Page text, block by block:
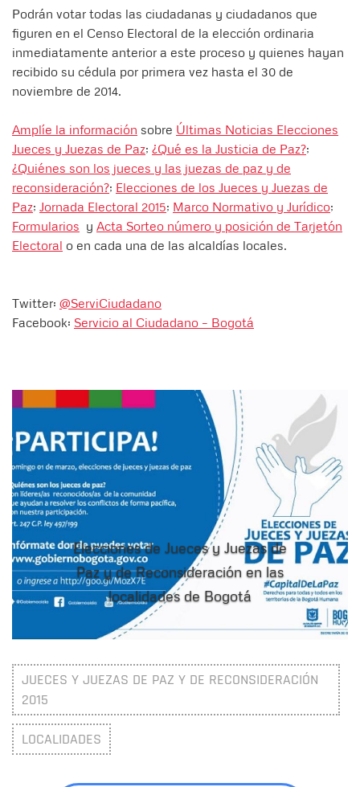
Podrán votar todas las ciudadanas y ciudadanos que
figuren en el Censo Electoral de la elección ordinaria
inmediatamente anterior a este proceso y quienes hayan
recibido su cédula por primera vez hasta el 30 de
noviembre de 2014.
Amplíe la información sobre Últimas Noticias Elecciones
Jueces y Juezas de Paz; ¿Qué es la Justicia de Paz?;
¿Quiénes son los jueces y las juezas de paz y de
reconsideración?; Elecciones de los Jueces y Juezas de
Paz; Jornada Electoral 2015; Marco Normativo y Jurídico;
Formularios y Acta Sorteo número y posición de Tarjetón
Electoral o en cada una de las alcaldías locales.
Twitter: @ServiCiudadano
Facebook: Servicio al Ciudadano – Bogotá
Elecciones de Jueces y Juezas de
Paz y de Reconsideración en las
localidades de Bogotá
JUECES Y JUEZAS DE PAZ Y DE RECONSIDERACIÓN
2015
LOCALIDADES